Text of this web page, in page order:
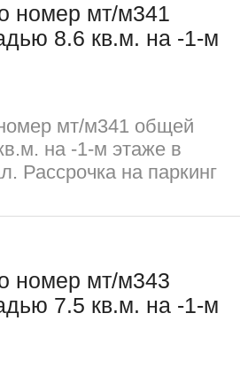
номер мт/м341
8.6 кв.м. на -1-м
мт/м341 общей
на -1-м этаже в
Рассрочка на паркинг
номер мт/м343
7.5 кв.м. на -1-м